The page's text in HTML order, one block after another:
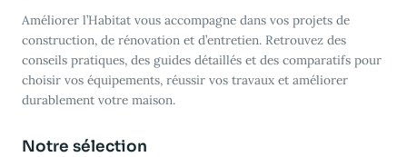
Améliorer l’Habitat vous accompagne dans vos projets de
construction, de rénovation et d’entretien. Retrouvez des
conseils pratiques, des guides détaillés et des comparatifs pour
choisir vos équipements, réussir vos travaux et améliorer
durablement votre maison.
Notre sélection